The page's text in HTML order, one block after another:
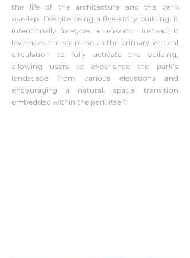
the life of the architecture and the park
overlap. Despite being a five-story building, it
intentionally foregoes an elevator. Instead, it
leverages the staircase as the primary vertical
circulation to fully activate the building,
allowing users to experience the park’s
landscape from various elevations and
encouraging a natural, spatial transition
embedded within the park itself.